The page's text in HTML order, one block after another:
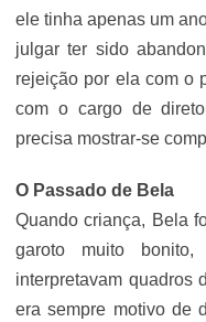
ele tinha apenas um
julgar ter sido
rejeição por ela com o
com o cargo de
precisa mostrar-se
O Passado de Bela
Quando criança, Bela
garoto muito
interpretavam quadros
era sempre motivo de